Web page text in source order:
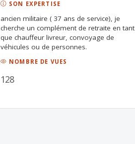
SON EXPERTISE
ancien militaire ( 37 ans de service), je
cherche un complément de retraite en tant
que chauffeur livreur, convoyage de
véhicules ou de personnes.
NOMBRE DE VUES
128